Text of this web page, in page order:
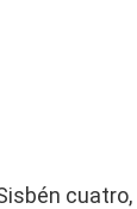
cuatro,